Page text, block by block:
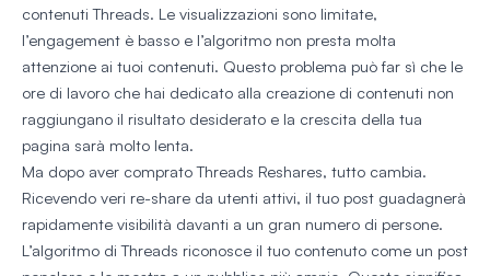
contenuti Threads. Le visualizzazioni sono limitate,
l’engagement è basso e l’algoritmo non presta molta
attenzione ai tuoi contenuti. Questo problema può far sì che le
ore di lavoro che hai dedicato alla creazione di contenuti non
raggiungano il risultato desiderato e la crescita della tua
pagina sarà molto lenta.
Ma dopo aver comprato Threads Reshares, tutto cambia.
Ricevendo veri re-share da utenti attivi, il tuo post guadagnerà
rapidamente visibilità davanti a un gran numero di persone.
L’algoritmo di Threads riconosce il tuo contenuto come un post